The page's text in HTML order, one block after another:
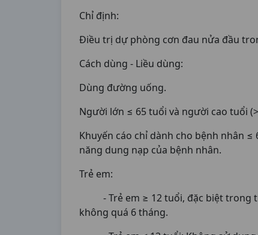
Chỉ định:
Điều trị dự phòng cơn đau nửa đầu
Cách dùng - Liều dùng:
Dùng đường uống.
Người lớn ≤ 65 tuổi và người cao tuổi
Khuyến cáo chỉ dành cho bệnh nhân
năng dung nạp của bệnh nhân.
Trẻ em:
- Trẻ em ≥ 12 tuổi, đặc biệt trong
không quá 6 tháng.